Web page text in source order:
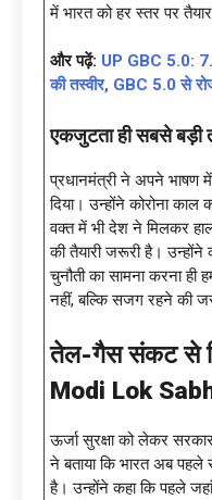
में भारत को हर स्तर पर
और पढ़ें: UP GBC 5.0:
की तस्वीर, GBC 5.0 से
एकजुटता ही सबसे बड़ी
प्रधानमंत्री ने अपने भाषण
दिया। उन्होंने कोरोना
वक्त में भी देश ने मिलकर
की तैयारी जरूरी है।
चुनौती का सामना करना ही
नहीं, बल्कि सजग रहने की
तेल-गैस संकट से
Modi Lok
ऊर्जा सुरक्षा को लेकर
ने बताया कि भारत अब
है। उन्होंने कहा कि पहले